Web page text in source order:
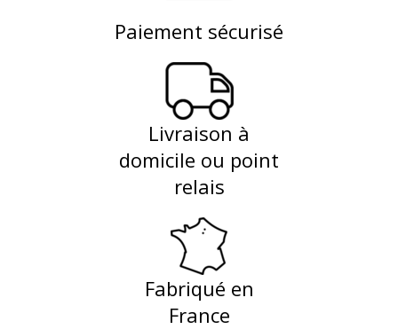
Paiement sécurisé
Livraison à
domicile ou point
relais
Fabriqué en
France